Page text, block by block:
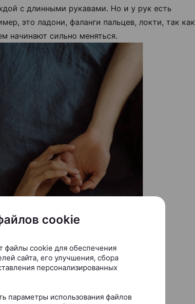
с длинными рукавами. Но и у рук есть
это ладони, фаланги пальцев, локти, так как
начинают сильно меняться.
cookie
файлы cookie для обеспечения
сайта, его улучшения, сбора
персонализированных
параметры использования файлов